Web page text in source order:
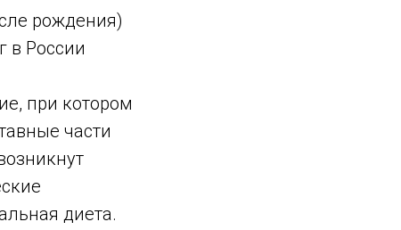
рождения)
в России
при котором
части
диета.